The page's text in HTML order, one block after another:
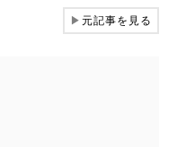
▶元記事を見る